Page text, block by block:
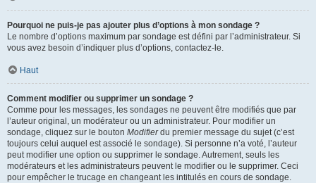
Pourquoi ne puis-je pas ajouter plus d’options à mon sondage ?
Le nombre d’options maximum par sondage est défini par l’administrateur. Si
vous avez besoin d’indiquer plus d’options, contactez-le.
Haut
Comment modifier ou supprimer un sondage ?
Comme pour les messages, les sondages ne peuvent être modifiés que par
l’auteur original, un modérateur ou un administrateur. Pour modifier un
sondage, cliquez sur le bouton Modifierdu premier message du sujet (c’est
toujours celui auquel est associé le sondage). Si personne n’a voté, l’auteur
peut modifier une option ou supprimer le sondage. Autrement, seuls les
modérateurs et les administrateurs peuvent le modifier ou le supprimer. Ceci
pour empêcher le trucage en changeant les intitulés en cours de sondage.